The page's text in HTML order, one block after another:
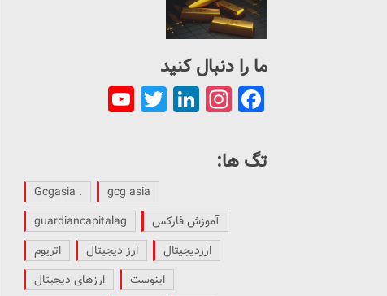
ما را دنبال کنید
Facebook
Instagram
LinkedIn
Twitter
تگ ها:
. Gcgasia
gcg asia
guardiancapitalag
آموزش فارکس
اتریوم
ارز دیجیتال
ارزدیجیتال
ارزهای دیجیتال
اینوست